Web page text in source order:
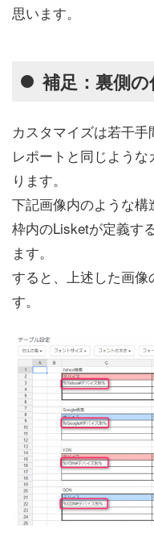
思います。
補足：裏側
カスタマイズは若干
レポートと同じよう
ります。
下記画像内のような
枠内のLisketが定義す
ます。
すると、上述した画像
す。